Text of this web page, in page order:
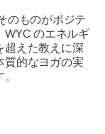
のものがポジテ
WYC のエネルギ
超えた教えに深
質的なヨガの実